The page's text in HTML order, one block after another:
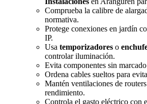
Comprueba la calibre de
normativa.
Protege conexiones en jardín
IP.
Usa temporizadores o
controlar iluminación.
Evita componentes sin
Ordena cables sueltos para
Mantén ventilaciones de
rendimiento.
Controla el gasto eléctrico con